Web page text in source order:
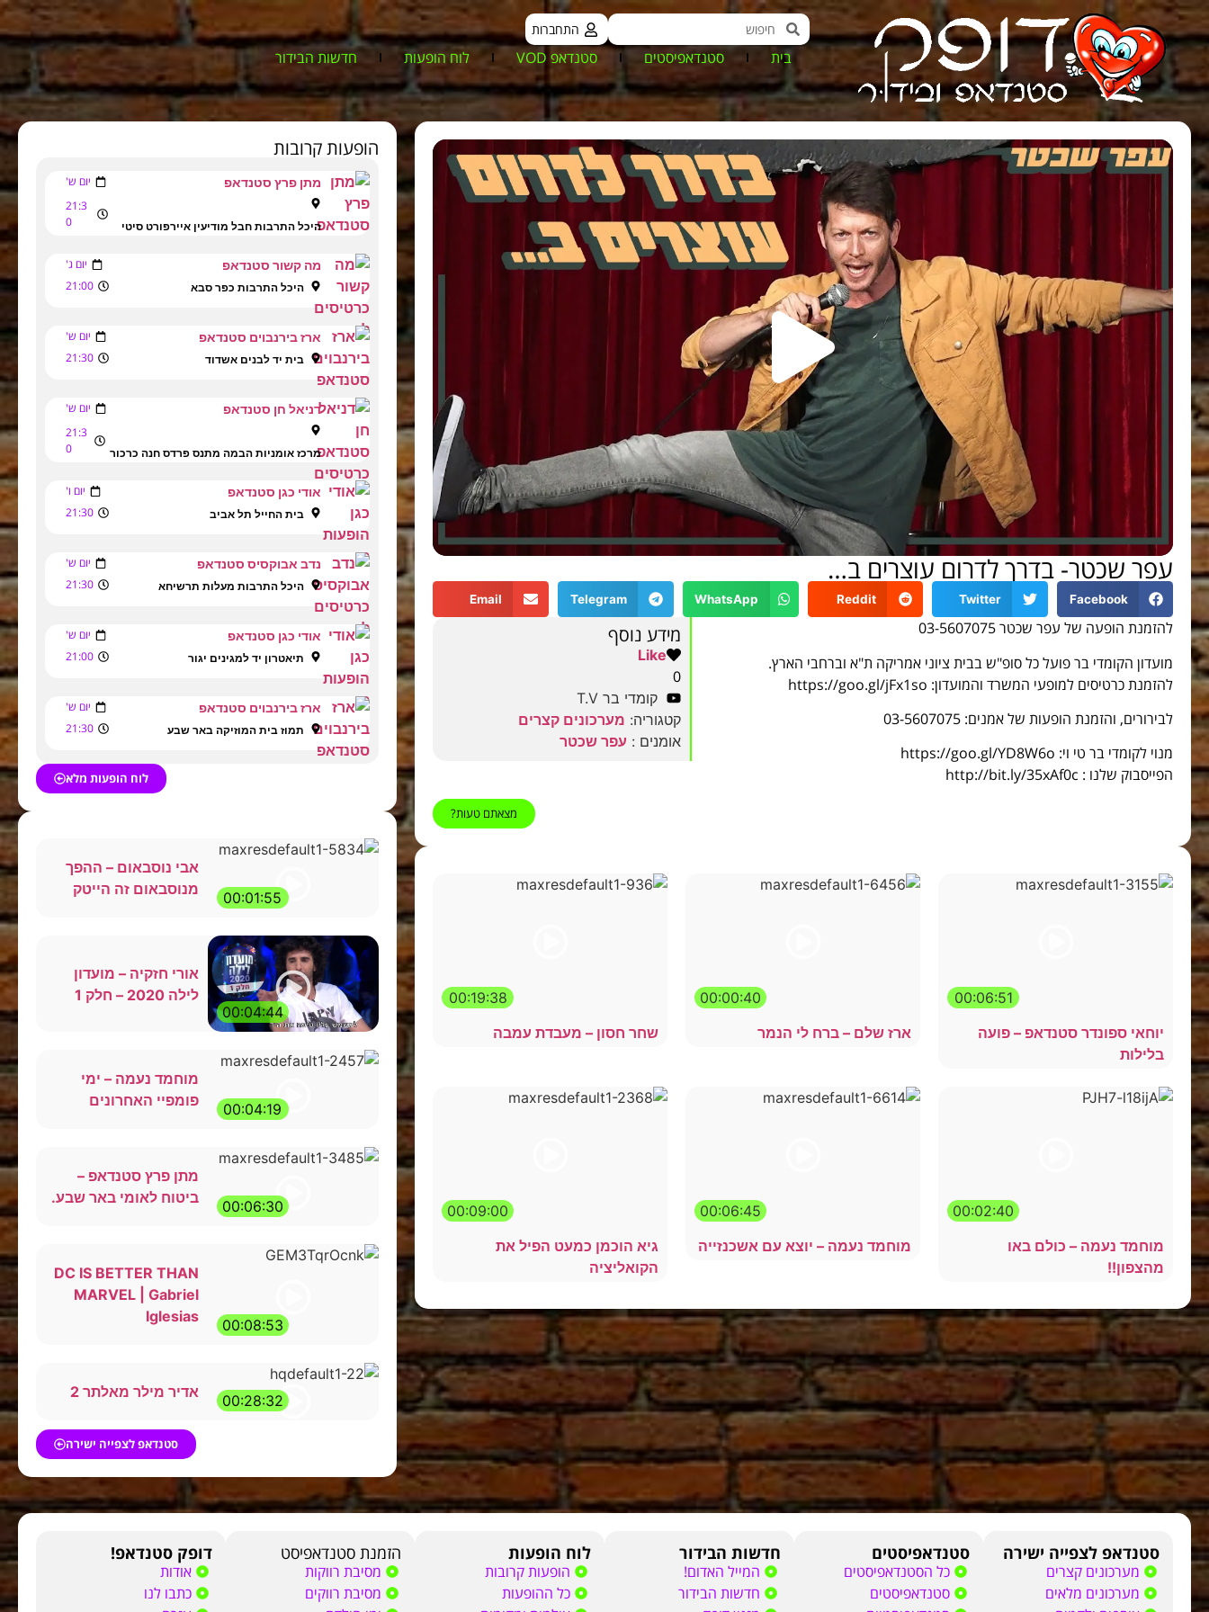
התחברות
בית סטנדאפיסטים סטנדאפ VOD לוח הופעות חדשות הבידור
עפר שכטר- בדרך לדרום עוצרים ב…
Facebook
Twitter
Reddit
WhatsApp
Telegram
Email
להזמנת הופעה של עפר שכטר 03-5607075
מועדון הקומדי בר פועל כל סופ"ש בבית ציוני אמריקה ת"א וברחבי הארץ.
להזמנת כרטיסים למופעי המשרד והמועדון: https://goo.gl/jFx1so
לבירורים, והזמנת הופעות של אמנים: 03-5607075
מנוי לקומדי בר טי וי: https://goo.gl/YD8W6o
הפייסבוק שלנו : http://bit.ly/35xAf0c
מידע נוסף
Like
0
קומדי בר T.V
קטגוריה: מערכונים קצרים
אומנים : עפר שכטר
מצאתם טעות?
00:06:51
יוחאי ספונדר סטנדאפ – פועה
בלילות
00:00:40
ארז שלם – ברח לי הנמר
00:19:38
שחר חסון – מעבדת עמבה
00:02:40
מוחמד נעמה – כולם באו
מהצפון!!
00:06:45
מוחמד נעמה – יוצא עם אשכנזייה
00:09:00
גיא הוכמן כמעט הפיל את
הקואליציה
הופעות קרובות
מתן פרץ סטנדאפ יום ש'
היכל התרבות חבל מודיעין איירפורט סיטי
21:3
0
מה קשור סטנדאפ יום ג'
היכל התרבות כפר סבא 21:00
ארז בירנבוים סטנדאפ יום ש'
בית יד לבנים אשדוד 21:30
דניאל חן סטנדאפ יום ש'
מרכז אומניות הבמה מתנס פרדס חנה כרכור
21:3
0
אודי כגן סטנדאפ יום ו'
בית החייל תל אביב 21:30
נדב אבוקסיס סטנדאפ יום ש'
היכל התרבות מעלות תרשיחא 21:30
אודי כגן סטנדאפ יום ש'
תיאטרון יד למגינים יגור 21:00
ארז בירנבוים סטנדאפ יום ש'
תמוז בית המוזיקה באר שבע 21:30
לוח הופעות מלא
00:01:55
אבי נוסבאום – ההפך
מנוסבאום זה הייטק
00:04:44
אורי חזקיה – מועדון
לילה 2020 – חלק 1
00:04:19
מוחמד נעמה – ימי
פומפיי האחרונים
00:06:30
מתן פרץ סטנדאפ –
ביטוח לאומי באר שבע.
00:08:53
DC IS BETTER THAN
MARVEL | Gabriel
Iglesias
00:28:32 אדיר מילר מאלתר 2
סטנדאפ לצפייה ישירה
סטנדאפ לצפייה ישירה
מערכונים קצרים
מערכונים מלאים
סטנדאפיסטים
כל הסטנדאפיסטים
סטנדאפיסטים
חדשות הבידור
המייל האדום!
חדשות הבידור
לוח הופעות
הופעות קרובות
כל ההופעות
הזמנת סטנדאפיסט
מסיבת רווקות
מסיבת רווקים
דופק סטנדאפ!
אודות
כתבו לנו